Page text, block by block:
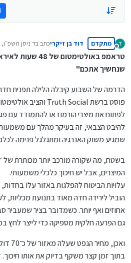
ד
מנותק
מתקדם דוד בן זיקריכתב בד ניסן תשפ״ו, 19:51
נערך לאחרונה על ידי
טראמפ
שנחשיך אתכם"
הדרמה של השבוע קיבלה הלילה תפנית
פוסט ברשת Truth Social והציב אולטימטום של 48 שעות לאיראן:
לפתוח את מיצרי הורמוז או להתמודד עם
להיבט הצבאי, זה בעיקר מהלך עם משמעות
שמגיע משוק האנרגיה ומתגלגל פנימה
בשטח, מה שקורה מורכב יותר מכותרת של
המיצרים, אבל יש חיכוך כלכלי משמעותי.
עלויות הביטוח להפלגות באזור עלו
הוביל לירידה חדה מאוד בתנועת מכליות,
אחוזים ואף יותר. כשמדובר בציר שמעביר
גם הפרעה חלקית מספיקה כדי לייצר לחץ
בתוך זמן קצר משקף בדיוק את אותו חיכוך.